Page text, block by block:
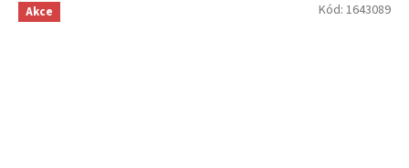
Akce Kód: 1643089